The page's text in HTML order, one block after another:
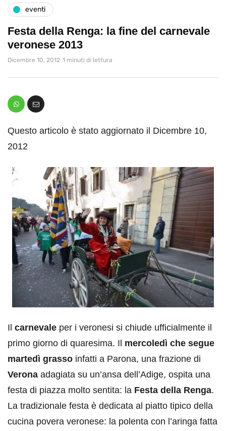
eventi
Festa della Renga: la fine del carnevale
veronese 2013
Dicembre 10, 2012 1 minuti di lettura
Questo articolo è stato aggiornato il Dicembre 10,
2012
Il carnevale per i veronesi si chiude ufficialmente il
primo giorno di quaresima. Il mercoledì che segue
martedì grasso infatti a Parona, una frazione di
Verona adagiata su un’ansa dell’Adige, ospita una
festa di piazza molto sentita: la Festa della Renga.
La tradizionale festa è dedicata al piatto tipico della
cucina povera veronese: la polenta con l’aringa fatta